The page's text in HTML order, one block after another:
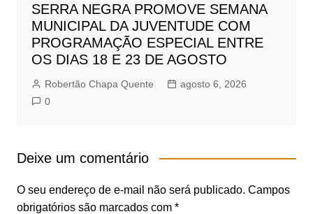
SERRA NEGRA PROMOVE SEMANA
MUNICIPAL DA JUVENTUDE COM
PROGRAMAÇÃO ESPECIAL ENTRE
OS DIAS 18 E 23 DE AGOSTO
Robertão Chapa Quente
agosto 6, 2026
0
Deixe um comentário
O seu endereço de e-mail não será publicado. Campos
obrigatórios são marcados com *